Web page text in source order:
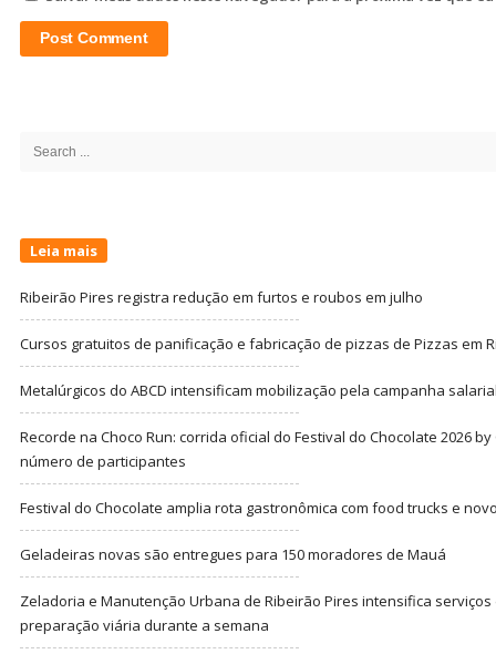
Search
Leia mais
Ribeirão Pires registra redução em furtos e roubos em julho
Cursos gratuitos de panificação e fabricação de pizzas de Pizzas em
Metalúrgicos do ABCD intensificam mobilização pela campanha
Recorde na Choco Run: corrida oficial do Festival do Chocolate 2026
número de participantes
Festival do Chocolate amplia rota gastronômica com food trucks e
Geladeiras novas são entregues para 150 moradores de Mauá
Zeladoria e Manutenção Urbana de Ribeirão Pires intensifica
preparação viária durante a semana